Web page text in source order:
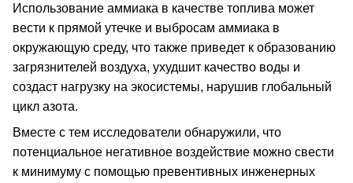
Использование аммиака в качестве топлива может
вести к прямой утечке и выбросам аммиака в
окружающую среду, что также приведет к образованию
загрязнителей воздуха, ухудшит качество воды и
создаст нагрузку на экосистемы, нарушив глобальный
цикл азота.
Вместе с тем исследователи обнаружили, что
потенциальное негативное воздействие можно свести
к минимуму с помощью превентивных инженерных